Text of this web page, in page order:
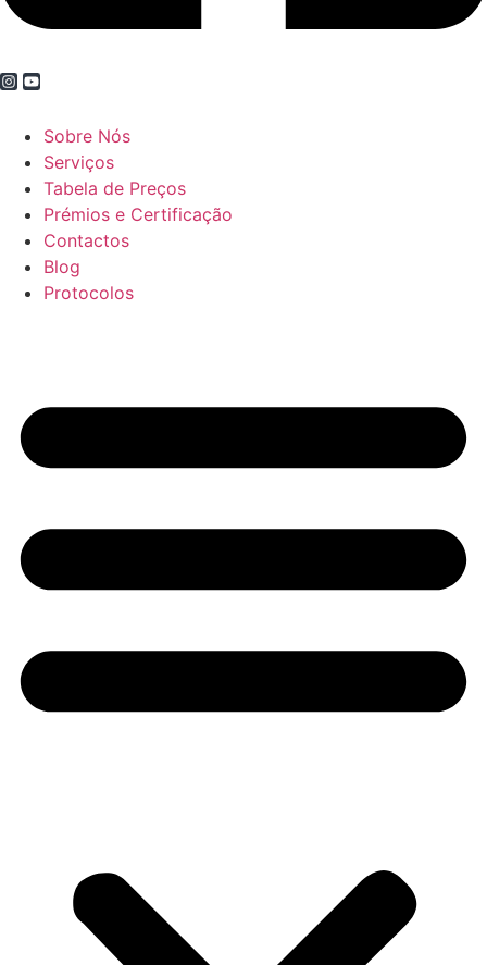
Sobre Nós
Serviços
Tabela de Preços
Prémios e Certificação
Contactos
Blog
Protocolos